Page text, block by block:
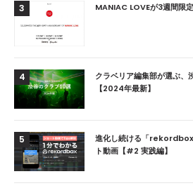
3 MANIAC LOVEが3週間限
4
クラベリア編集部が選ぶ、
【2024年最新】
5
進化し続ける「
ト動画【#2 実践編】